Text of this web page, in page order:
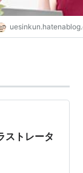
ストレータ